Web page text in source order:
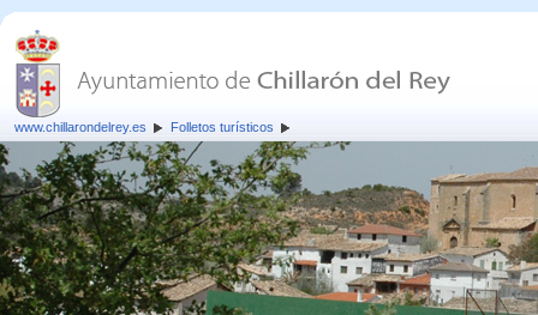
www.chillarondelrey.es Folletos turísticos